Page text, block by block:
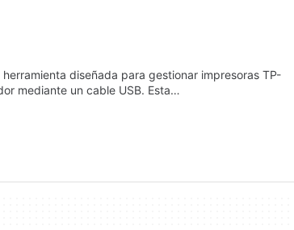
diseñada para gestionar impresoras TP-
mediante un cable USB. Esta…